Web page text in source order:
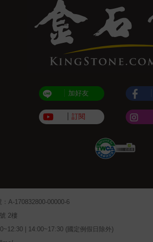
加好友
訂閱
A-170832800-00000-6
2樓
| 14:00~17:30 (國定例假日除外)